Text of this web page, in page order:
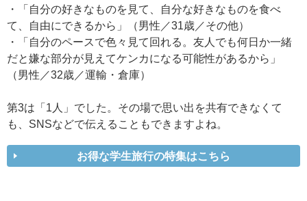
・「自分の好きなものを見て、自分な好きなものを食べ
て、自由にできるから」（男性／31歳／その他）
・「自分のペースで色々見て回れる。友人でも何日か一緒
だと嫌な部分が見えてケンカになる可能性があるから」
（男性／32歳／運輸・倉庫）
第3は「1人」でした。その場で思い出を共有できなくて
も、SNSなどで伝えることもできますよね。
お得な学生旅行の特集はこちら